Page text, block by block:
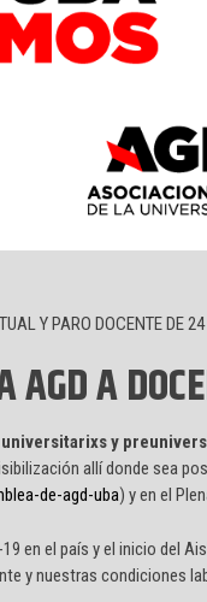
Y PARO DOCENTE DE
A
y
allí donde sea
de-agd-uba) y en el
en el país y el inicio del
y nuestras condiciones